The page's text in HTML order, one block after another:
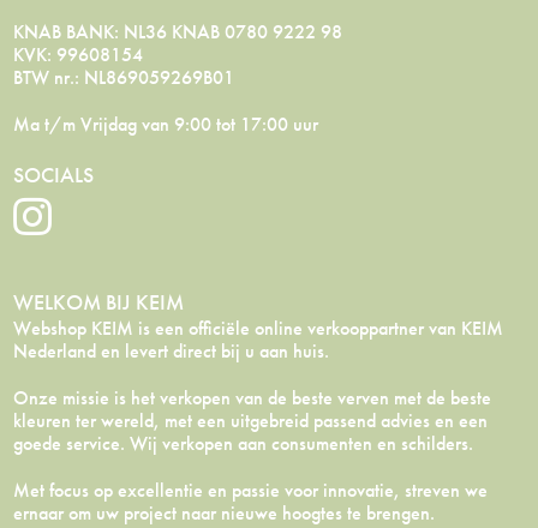
KNAB BANK: NL36 KNAB 0780 9222 98
KVK: 99608154
BTW nr.: NL869059269B01
Ma t/m Vrijdag van 9:00 tot 17:00 uur
SOCIALS
WELKOM BIJ KEIM
Webshop KEIM is een officiële online verkooppartner van KEIM
Nederland en levert direct bij u aan huis.
Onze missie is het verkopen van de beste verven met de beste
kleuren ter wereld, met een uitgebreid passend advies en een
goede service. Wij verkopen aan consumenten en schilders.
Met focus op excellentie en passie voor innovatie, streven we
ernaar om uw project naar nieuwe hoogtes te brengen.